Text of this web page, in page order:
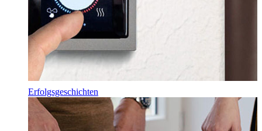
Erfolgsgeschichten